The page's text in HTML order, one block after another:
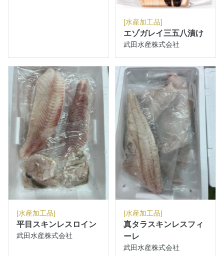
[水産加工品]
エゾガレイ三五八漬け
武田水産株式会社
[水産加工品]
平目スキンレスロイン
武田水産株式会社
[水産加工品]
真タラスキンレスフィ
ーレ
武田水産株式会社